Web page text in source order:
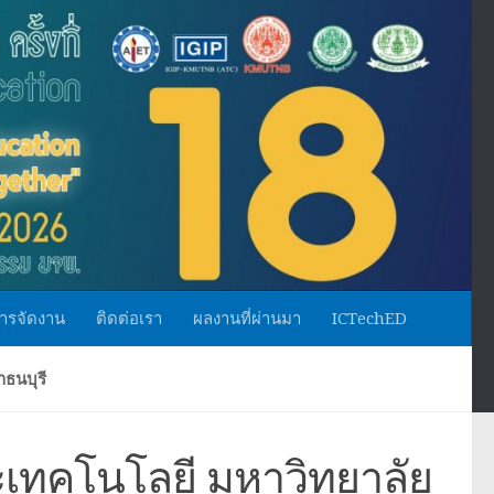
รจัดงาน ติดต่อเรา ผลงานที่ผ่านมา ICTechED
ธนบุรี
คโนโลยี มหาวิทยาลัย